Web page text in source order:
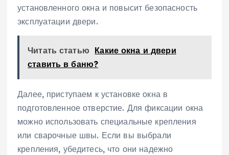
установленного окна и повысит безопасность
эксплуатации двери.
Читать статью Какие окна и двери
ставить в баню?
Далее, приступаем к установке окна в
подготовленное отверстие. Для фиксации окна
можно использовать специальные крепления
или сварочные швы. Если вы выбрали
крепления, убедитесь, что они надежно